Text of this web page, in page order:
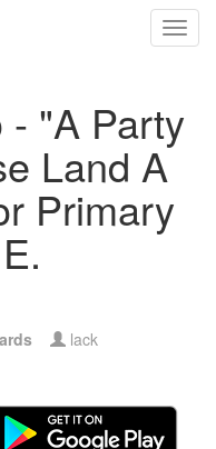
- "A Party
Land A
Primary
lack